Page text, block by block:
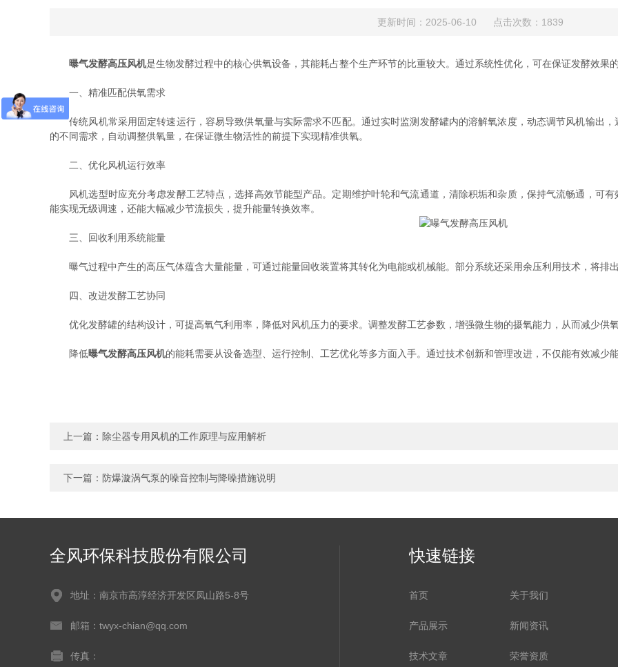
更新时间：2025-06-10 点击次数：1839
曝气发酵高压风机是生物发酵过程中的核心供氧设备，其能耗占整个生产环节的比重较大。通过系统性优化，可在保证发酵效果
一、精准匹配供氧需求
传统风机常采用固定转速运行，容易导致供氧量与实际需求不匹配。通过实时监测发酵罐内的溶解氧浓度，动态调节风机输出，
的不同需求，自动调整供氧量，在保证微生物活性的前提下实现精准供氧。
二、优化风机运行效率
风机选型时应充分考虑发酵工艺特点，选择高效节能型产品。定期维护叶轮和气流通道，清除积垢和杂质，保持气流畅通，可
能实现无级调速，还能大幅减少节流损失，提升能量转换效率。
三、回收利用系统能量
曝气过程中产生的高压气体蕴含大量能量，可通过能量回收装置将其转化为电能或机械能。部分系统还采用余压利用技术，将排
四、改进发酵工艺协同
优化发酵罐的结构设计，可提高氧气利用率，降低对风机压力的要求。调整发酵工艺参数，增强微生物的摄氧能力，从而减少供
降低曝气发酵高压风机的能耗需要从设备选型、运行控制、工艺优化等多方面入手。通过技术创新和管理改进，不仅能有效减少
上一篇： 除尘器专用风机的工作原理与应用解析
下一篇： 防爆漩涡气泵的噪音控制与降噪措施说明
全风环保科技股份有限公司
地址：南京市高淳经济开发区凤山路5-8号
邮箱：twyx-chian@qq.com
传真：
快速链接
首页 关于我们
产品展示 新闻资讯
技术文章 荣誉资质